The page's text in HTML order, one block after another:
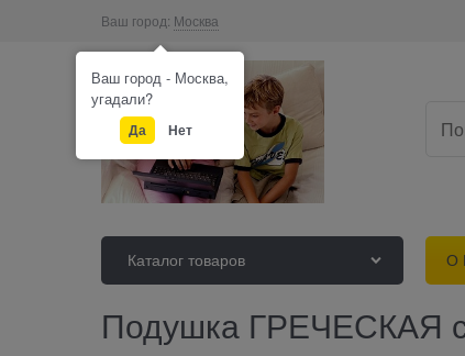
Ваш город: Москва
Каталог товаров О
Подушка ГРЕЧЕСКАЯ с
Ваш город - Москва,
угадали?
Да Нет